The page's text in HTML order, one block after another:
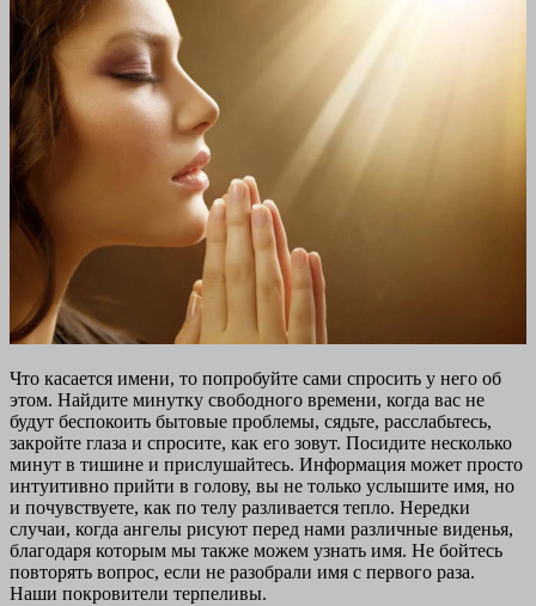
Что касается имени, то попробуйте сами спросить у него об
этом. Найдите минутку свободного времени, когда вас не
будут беспокоить бытовые проблемы, сядьте, расслабьтесь,
закройте глаза и спросите, как его зовут. Посидите несколько
минут в тишине и прислушайтесь. Информация может просто
интуитивно прийти в голову, вы не только услышите имя, но
и почувствуете, как по телу разливается тепло. Нередки
случаи, когда ангелы рисуют перед нами различные виденья,
благодаря которым мы также можем узнать имя. Не бойтесь
повторять вопрос, если не разобрали имя с первого раза.
Наши покровители терпеливы.